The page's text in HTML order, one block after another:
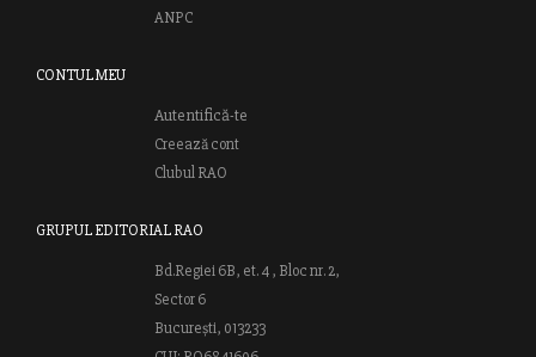
ANPC
CONTUL MEU
Autentifică-te
Creează cont
Clubul RAO
GRUPUL EDITORIAL RAO
Bd.Regiei 6B, et. 4 , Bloc nr. 2,
Sector 6
București, 013233